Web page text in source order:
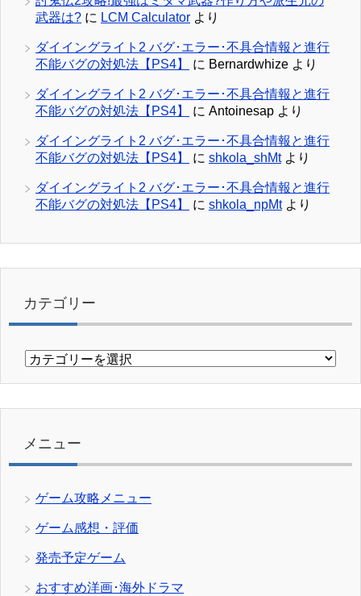
武器は? に LCM Calculator より
ダイイングライト2 バグ･エラー･不具合情報と進行
不能バグの対処法【PS4】
に Bernardwhize より
ダイイングライト2 バグ･エラー･不具合情報と進行
不能バグの対処法【PS4】
に Antoinesap より
ダイイングライト2 バグ･エラー･不具合情報と進行
不能バグの対処法【PS4】
に shkola_shMtより
ダイイングライト2 バグ･エラー･不具合情報と進行
不能バグの対処法【PS4】
に shkola_npMtより
カテゴリー
カ
リ
メニュー
ゲーム攻略メニュー
ゲーム感想・評価
発売予定ゲーム
おすすめ洋画･海外ドラマ